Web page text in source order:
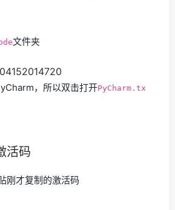
文件夹
，所以双击打开PyCharm.tx
活码
刚才复制的激活码